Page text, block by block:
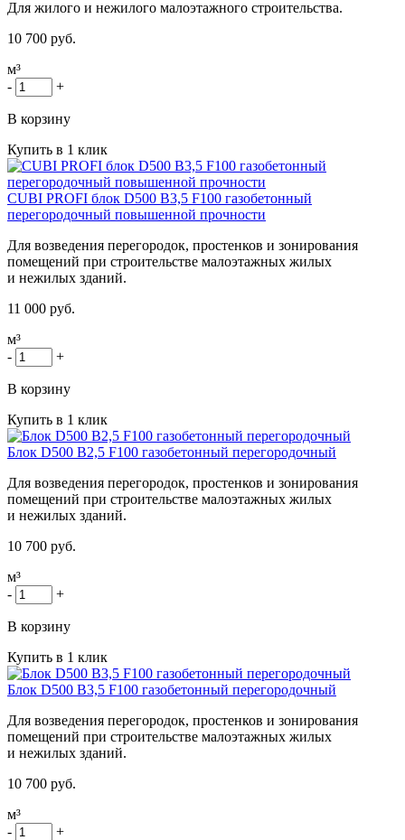
Для жилого и нежилого малоэтажного строительства.
10 700 руб.
м³
-
+
В корзину
Купить в 1 клик
CUBI PROFI блок D500 B3,5 F100 газобетонный
перегородочный повышенной прочности
Для возведения перегородок, простенков и зонирования
помещений при строительстве малоэтажных жилых
и нежилых зданий.
11 000 руб.
м³
-
+
В корзину
Купить в 1 клик
Блок D500 B2,5 F100 газобетонный перегородочный
Для возведения перегородок, простенков и зонирования
помещений при строительстве малоэтажных жилых
и нежилых зданий.
10 700 руб.
м³
-
+
В корзину
Купить в 1 клик
Блок D500 B3,5 F100 газобетонный перегородочный
Для возведения перегородок, простенков и зонирования
помещений при строительстве малоэтажных жилых
и нежилых зданий.
10 700 руб.
м³
-
+